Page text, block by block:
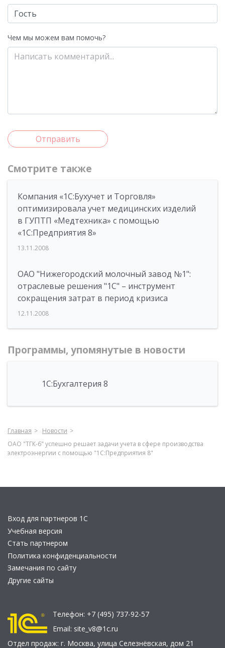
Чем мы можем вам помочь?
Отправить
Смотрите также
Компания «1С:Бухучет и Торговля»
оптимизировала учет медицинских изделий
в ГУПТП «Медтехника» с помощью
«1С:Предприятия 8»
13.11.2008
ОАО "Нижегородский молочный завод №1":
отраслевые решения "1С" – инструмент
сокращения затрат в период кризиса
12.11.2008
Программы, упомянутые в новости
1С:Бухгалтерия 8
Главная
Новости
ОАО "ТГК-6" успешно решает задачи учета в сфере производства
электроэнергии с помощью "1С:Предприятия 8"
Вход для партнеров 1С
Учебная версия
Стать партнером
Политика конфиденциальности
Замечания по сайту
Другие сайты
Телефон: +7 (495) 737-92-57
Email: site_v8@1c.ru
Отдел продаж: г. Москва, улица Селезнёвская, дом 21